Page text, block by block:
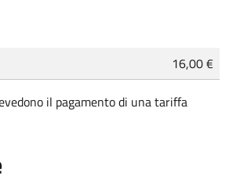
16,00 €
il pagamento di una tariffa